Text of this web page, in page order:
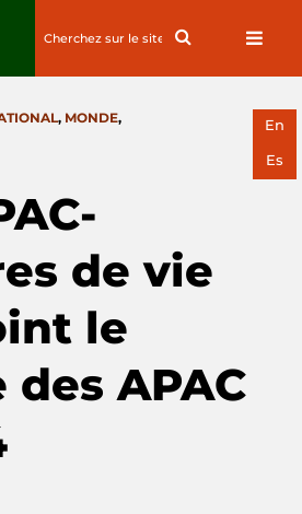
Search
En
Es
, MONDE,
de vie
le
APAC